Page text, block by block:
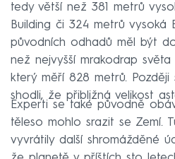
tedy větší než 381 metrů
Building či 324 metrů vysoká
původních odhadů měl být
než nejvyšší mrakodrap
který měří 828 metrů.
shodli, že přibližná velikost
Experti se také původně
těleso mohlo srazit se Zemí.
vyvrátily další shromážděné